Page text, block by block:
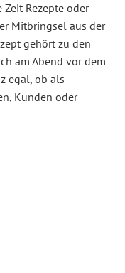
Rezepte oder
Mitbringsel aus der
gehört zu den
am Abend vor dem
egal, ob als
Kunden oder